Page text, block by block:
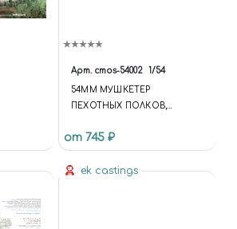
Арт. cmos-54002 1/54
54MM МУШКЕТЕР
ПЕХОТНЫХ ПОЛКОВ,
от 745 ₽
ek castings